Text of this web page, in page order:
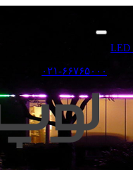
۰۲۱-۶۶۷۶۵۰۰۰